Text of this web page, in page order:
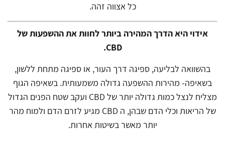
כל אצווה זהה.
אידוי היא הדרך המהירה ביותר לחוות את ההשפעות של
CBD.
בהשוואה לבליעה, ספיגה דרך העור, או ספיגה מתחת ללשון,
בשאיפה- מהירות ההשפעה גדולה משמעותית. בשאיפה הגוף
מצליח לנצל כמות גדולה יותר של CBD ועקב שטח הפנים הגדול
של הריאות וכלי הדם שבהן, ה CBD מגיע לזרם הדם ולמוח מהר
יותר מאשר בשיטות אחרות.